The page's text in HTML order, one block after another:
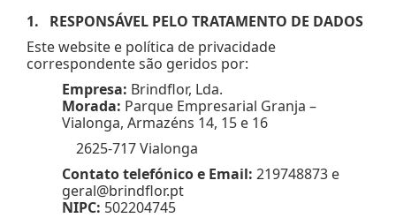
1. RESPONSÁVEL PELO TRATAMENTO DE DADOS
Este website e política de privacidade
correspondente são geridos por:
Empresa: Brindflor, Lda.
Morada: Parque Empresarial Granja –
Vialonga, Armazéns 14, 15 e 16
2625-717 Vialonga
Contato telefónico e Email: 219748873 e
geral@brindflor.pt
NIPC: 502204745